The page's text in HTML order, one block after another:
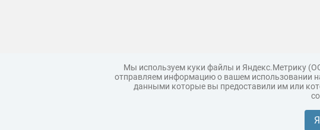
Поддержка
Мы используем куки файлы и Яндекс.Метрику
отправляем информацию о вашем использовании
данными которые вы предоставили им или